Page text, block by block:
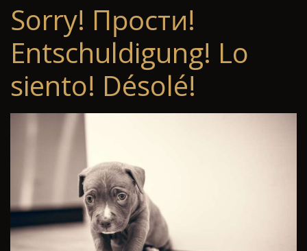
Sorry! Прости!
Entschuldigung! Lo
siento! Désolé!